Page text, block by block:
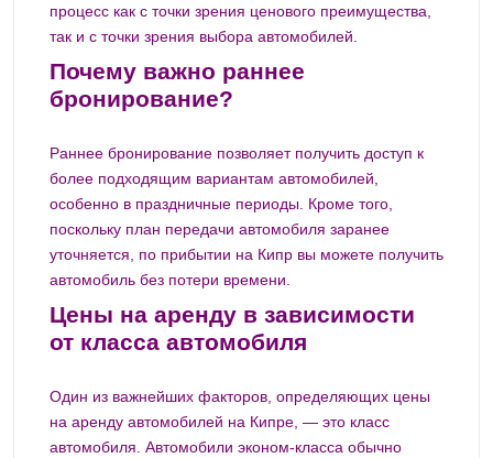
процесс как с точки зрения ценового преимущества,
так и с точки зрения выбора автомобилей.
Почему важно раннее
бронирование?
Раннее бронирование позволяет получить доступ к
более подходящим вариантам автомобилей,
особенно в праздничные периоды. Кроме того,
поскольку план передачи автомобиля заранее
уточняется, по прибытии на Кипр вы можете получить
автомобиль без потери времени.
Цены на аренду в зависимости
от класса автомобиля
Один из важнейших факторов, определяющих цены
на аренду автомобилей на Кипре, — это класс
автомобиля. Автомобили эконом-класса обычно